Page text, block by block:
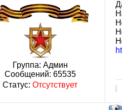
Группа: Админ
Сообщений: 65535
Статус: Отсутствует